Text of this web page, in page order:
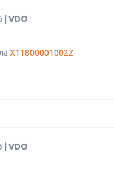
| VDO
X11800001002Z
| VDO